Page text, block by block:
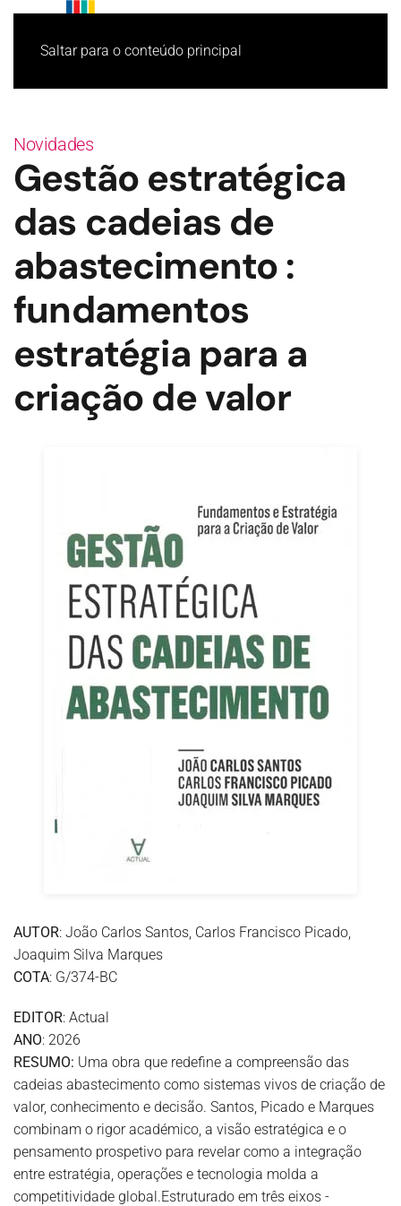
Saltar para o conteúdo principal
Novidades
Gestão estratégica
das cadeias de
abastecimento :
fundamentos
estratégia para a
criação de valor
AUTOR: João Carlos Santos, Carlos Francisco Picado,
Joaquim Silva Marques
COTA: G/374-BC
EDITOR: Actual
ANO: 2026
RESUMO: Uma obra que redefine a compreensão das
cadeias abastecimento como sistemas vivos de criação de
valor, conhecimento e decisão. Santos, Picado e Marques
combinam o rigor académico, a visão estratégica e o
pensamento prospetivo para revelar como a integração
entre estratégia, operações e tecnologia molda a
competitividade global.Estruturado em três eixos -